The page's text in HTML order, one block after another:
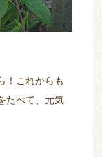
！これからも
たべて、元気